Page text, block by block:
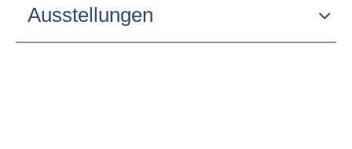
Ausstellungen